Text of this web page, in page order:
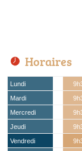
Horaires
Lundi
Mardi
Mercredi
Jeudi
Vendredi